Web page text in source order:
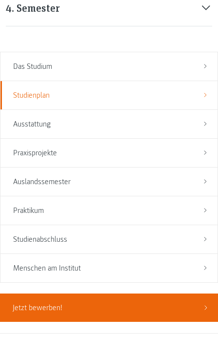
Das Studium
Studienplan
Ausstattung
Praxisprojekte
Auslandssemester
Praktikum
Studienabschluss
Menschen am Institut
Jetzt bewerben!
4. Semester